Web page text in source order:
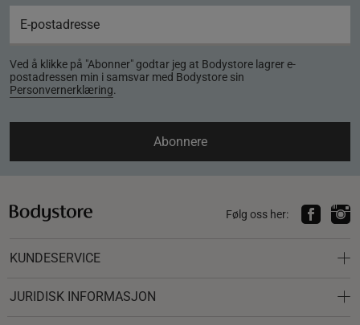
Ved å klikke på "Abonner" godtar jeg at Bodystore lagrer e-
postadressen min i samsvar med Bodystore sin
Personvernerklæring.
Abonnere
Følg oss her:
KUNDESERVICE
JURIDISK INFORMASJON